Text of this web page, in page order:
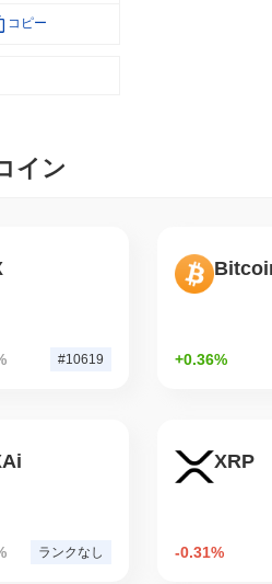
REGULATION
化された資産が$7.4Bに三倍増、
、サウジアラビアの不動産にトー
コピー
イン
#10619 +0.36%
ランクなし
XRP
-0.31%